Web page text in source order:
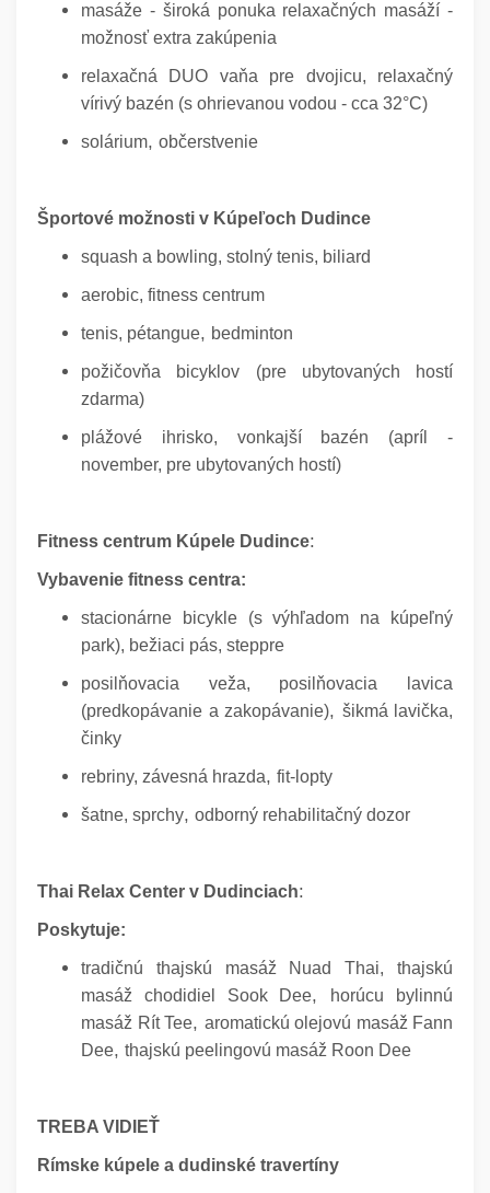
masáže - široká ponuka relaxačných masáží -
možnosť extra zakúpenia
relaxačná DUO vaňa pre dvojicu, relaxačný
vírivý bazén (s ohrievanou vodou - cca 32°C)
solárium, občerstvenie
Športové možnosti v Kúpeľoch Dudince
squash a bowling, stolný tenis, biliard
aerobic, fitness centrum
tenis, pétangue, bedminton
požičovňa bicyklov (pre ubytovaných hostí
zdarma)
plážové ihrisko, vonkajší bazén (apríl -
november, pre ubytovaných hostí)
Fitness centrum Kúpele Dudince:
Vybavenie fitness centra:
stacionárne bicykle (s výhľadom na kúpeľný
park), bežiaci pás, steppre
posilňovacia veža, posilňovacia lavica
(predkopávanie a zakopávanie), šikmá lavička,
činky
rebriny, závesná hrazda, fit-lopty
šatne, sprchy, odborný rehabilitačný dozor
Thai Relax Center v Dudinciach:
Poskytuje:
tradičnú thajskú masáž Nuad Thai, thajskú
masáž chodidiel Sook Dee,
horúcu bylinnú
masáž Rít Tee, aromatickú olejovú masáž Fann
Dee, thajskú peelingovú masáž Roon Dee
TREBA VIDIEŤ
Rímske kúpele a dudinské travertíny